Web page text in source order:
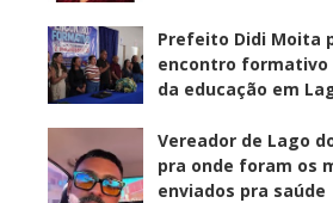
Prefeito Didi Moita
encontro formativo
da educação em
Vereador de Lago
pra onde foram os
enviados pra saúde